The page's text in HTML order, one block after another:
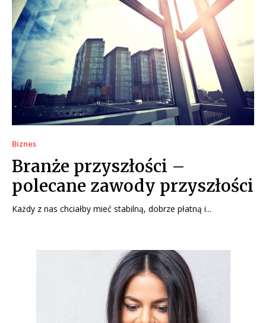
Biznes
Branże przyszłości –
polecane zawody przyszłości
Każdy z nas chciałby mieć stabilną, dobrze płatną i...